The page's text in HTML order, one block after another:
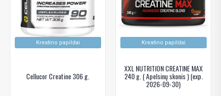
Kreatino papildai
Cellucor Creatine 306 g.
Kreatino papildai
XXL NUTRITION CREATINE MAX
240 g. ( Apelsinų skonis ) (exp.
2026-09-30)